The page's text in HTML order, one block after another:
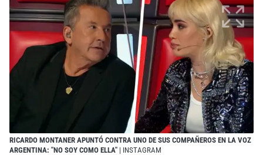
RICARDO MONTANER APUNTÓ CONTRA UNO DE SUS COMPAÑEROS EN LA VOZ
ARGENTINA: "NO SOY COMO ELLA" | INSTAGRAM